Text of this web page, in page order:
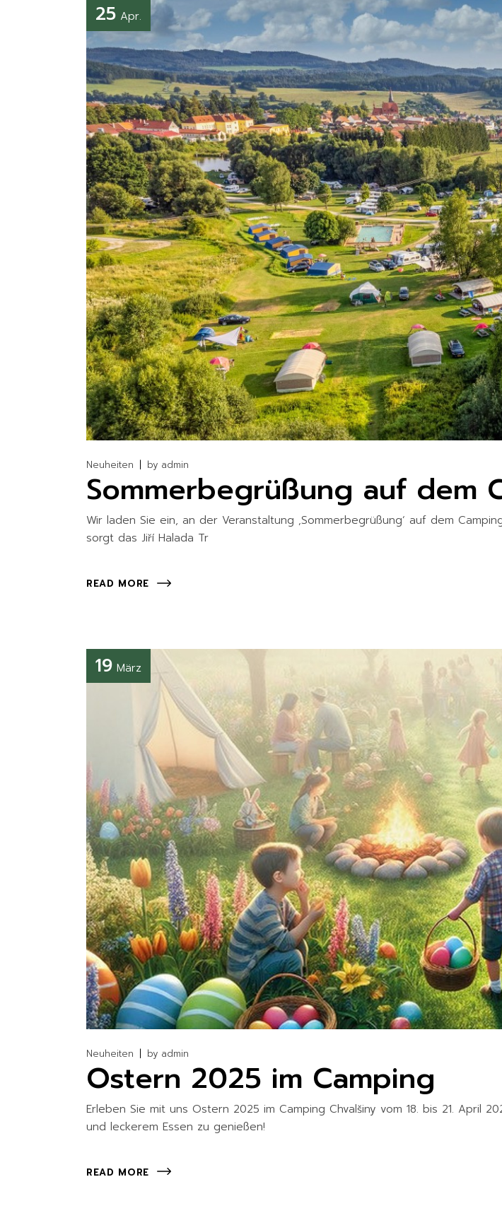
25 Apr.
Neuheiten by admin
Sommerbegrüßung auf dem
Wir laden Sie ein, an der Veranstaltung ‚Sommerbegrüßung‘ auf dem
sorgt das Jiří Halada Tr
READ MORE
19 März
Neuheiten by admin
Ostern 2025 im Camping
Erleben Sie mit uns Ostern 2025 im Camping Chvalšiny vom 18. bis 21. April
und leckerem Essen zu genießen!
READ MORE